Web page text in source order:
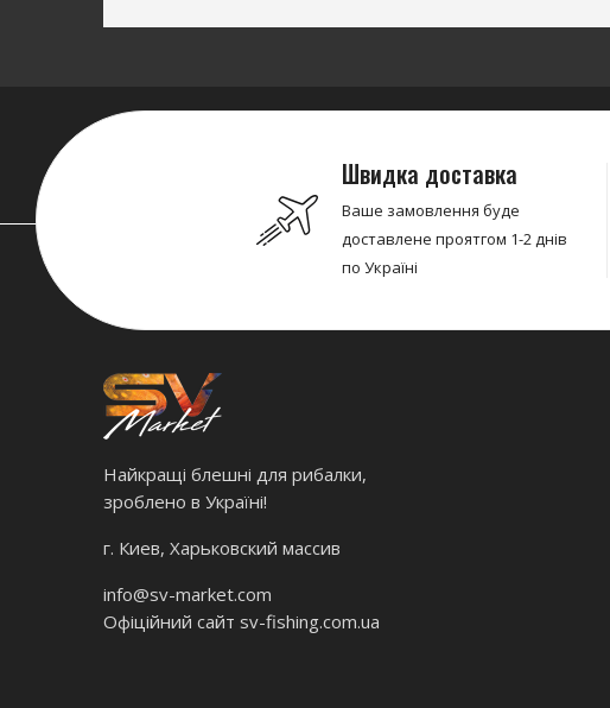
Швидка доставка
Ваше замовлення буде
доставлене проятгом 1-2 днів
по Україні
Найкращі блешні для рибалки,
зроблено в Україні!
г. Киев, Харьковский массив
info@sv-market.com
Офіційний сайт sv-fishing.com.ua